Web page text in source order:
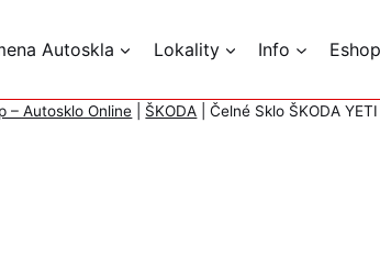
Autoskla Lokality Info
– Autosklo Online ŠKODA |Čelné Sklo ŠKODA